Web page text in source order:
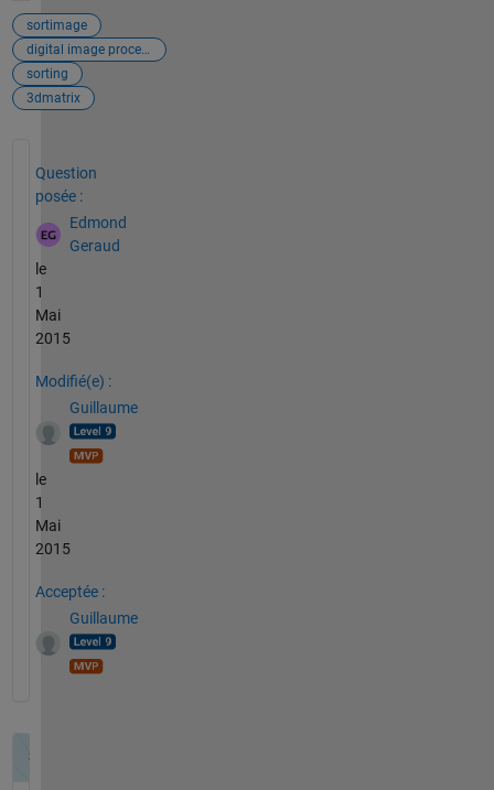
sortimage
digital image processing
sorting
3dmatrix
Question
posée :
Edmond
Geraud
le
1
Mai
2015
Modifié(e) :
Guillaume
le
1
Mai
2015
Acceptée :
Guillaume